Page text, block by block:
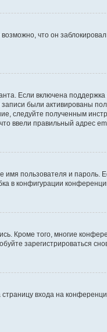
что он
Если включена
были активированы
следуйте полученным
ввели правильный адрес
пользователя и
в конфигурации
Кроме того, многие
зарегистрироваться
входа на